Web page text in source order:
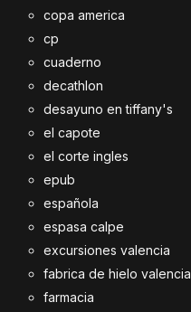
copa america
cp
cuaderno
decathlon
desayuno en tiffany's
el capote
el corte ingles
epub
española
espasa calpe
excursiones valencia
fabrica de hielo valencia
farmacia